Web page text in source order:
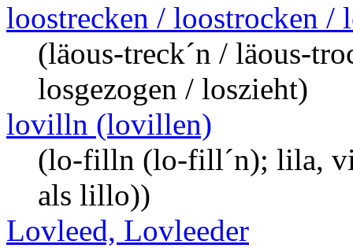
loostrecken / loostrocken /
(läous-treck´n / läous-
losgezogen / loszieht)
lovilln (lovillen)
(lo-filln (lo-fill´n); lila,
als lillo))
Lovleed, Lovleeder